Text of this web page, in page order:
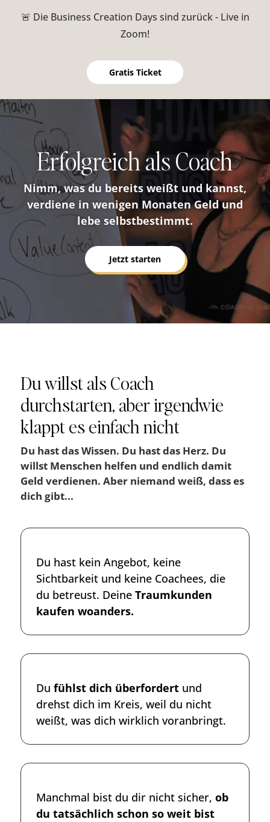
🚨 Die Business Creation Days sind zurück - Live in
Zoom!
Gratis Ticket
Video-
Player
Erfolgreich als Coach
Nimm, was du bereits weißt und kannst,
verdiene in wenigen Monaten Geld und
lebe selbstbestimmt.
Jetzt starten
Du willst als Coach
durchstarten, aber irgendwie
klappt es einfach nicht
Du hast das Wissen. Du hast das Herz. Du
willst Menschen helfen und endlich damit
Geld verdienen. Aber niemand weiß, dass es
dich gibt...
Du hast kein Angebot, keine
Sichtbarkeit und keine Coachees, die
du betreust. Deine Traumkunden
kaufen woanders.
Du fühlst dich überfordertund
drehst dich im Kreis, weil du nicht
weißt, was dich wirklich voranbringt.
Manchmal bist du dir nicht sicher, ob
du tatsächlich schon so weit bist